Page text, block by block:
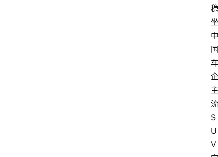
稳
坐
中
国
车
企
主
流
S
U
V